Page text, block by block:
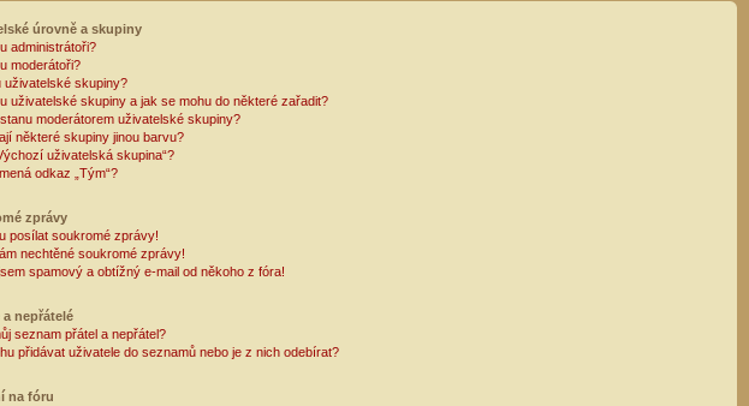
úrovně a skupiny
administrátoři?
moderátoři?
uživatelské skupiny?
uživatelské skupiny a jak se mohu do některé zařadit?
moderátorem uživatelské skupiny?
některé skupiny jinou barvu?
uživatelská skupina“?
odkaz „Tým“?
zprávy
posílat soukromé zprávy!
nechtěné soukromé zprávy!
spamový a obtížný e-mail od někoho z fóra!
a nepřátelé
seznam přátel a nepřátel?
přidávat uživatele do seznamů nebo je z nich odebírat?
na fóru